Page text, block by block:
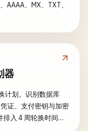
AAAA、MX、TXT、
器
计划。识别数据库
证、支付密钥与加密
排入 4 周轮换时间